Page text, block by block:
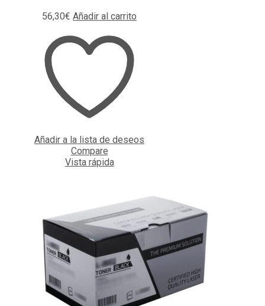
56,30€ Añadir al carrito
Añadir a la lista de deseos
Compare
Vista rápida